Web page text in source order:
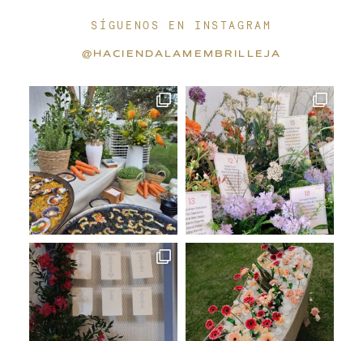
SÍGUENOS EN INSTAGRAM
@HACIENDALAMEMBRILLEJA